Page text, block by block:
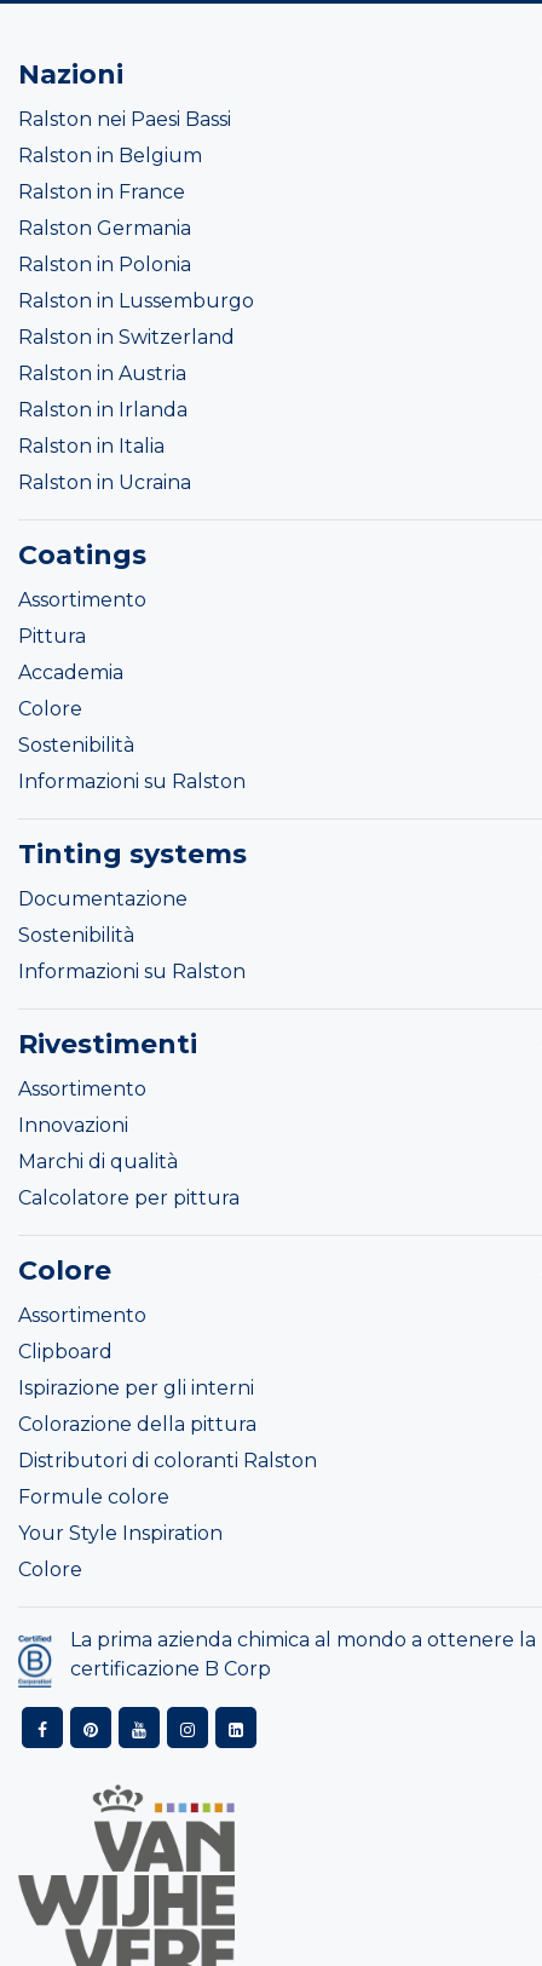
Nazioni
Ralston nei Paesi Bassi
Ralston in Belgium
Ralston in France
Ralston Germania
Ralston in Polonia
Ralston in Lussemburgo
Ralston in Switzerland
Ralston in Austria
Ralston in Irlanda
Ralston in Italia
Ralston in Ucraina
Coatings
Assortimento
Pittura
Accademia
Colore
Sostenibilità
Informazioni su Ralston
Tinting systems
Documentazione
Sostenibilità
Informazioni su Ralston
Rivestimenti
Assortimento
Innovazioni
Marchi di qualità
Calcolatore per pittura
Colore
Assortimento
Clipboard
Ispirazione per gli interni
Colorazione della pittura
Distributori di coloranti Ralston
Formule colore
Your Style Inspiration
Colore
La prima azienda chimica al mondo a ottenere la
certificazione B Corp